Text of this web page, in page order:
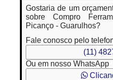
Gostaria de um
sobre Compro
Picanço - Guarulhos?
Fale conosco pelo
(11)
Ou em nosso WhatsApp